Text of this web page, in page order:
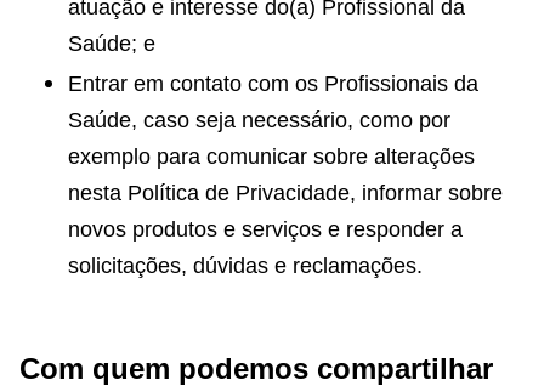
atuação e interesse do(a) Profissional da
Saúde; e
Entrar em contato com os Profissionais da
Saúde, caso seja necessário, como por
exemplo para comunicar sobre alterações
nesta Política de Privacidade, informar sobre
novos produtos e serviços e responder a
solicitações, dúvidas e reclamações.
Com quem podemos compartilhar